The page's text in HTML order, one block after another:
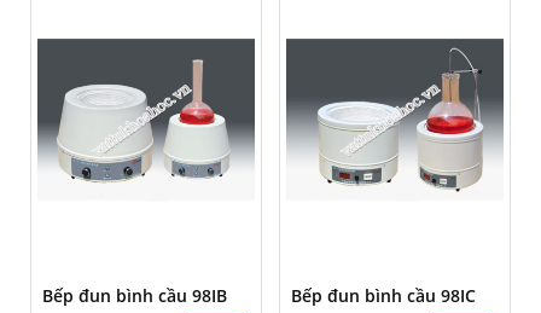
Bếp đun bình cầu 98IB Bếp đun bình cầu 98IC